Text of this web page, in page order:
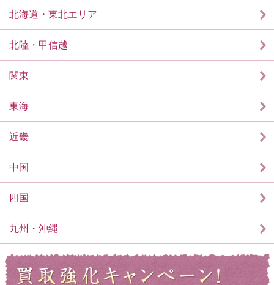
北海道・東北エリア
北陸・甲信越
関東
東海
近畿
中国
四国
九州・沖縄